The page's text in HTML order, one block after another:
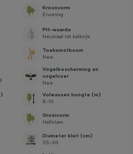
Kroonvorm
Eivormig
PH-waarde
Neutraal tot kalkrijk
Toekomstboom
Nee
Vogelbescherming en
vogelvoer
Nee
Volwassen hoogte (m)
8-10
Groeivorm
Halfstam
Diameter kluit (cm)
25-30